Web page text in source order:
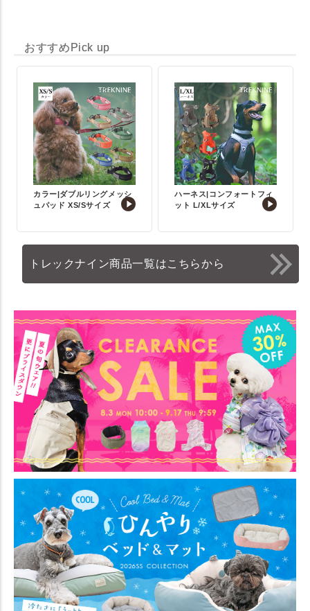
おすすめPick up
カラー|ダブルリングメッシ
ュパッド XS/Sサイズ
ハーネス|コンフォートフィ
ット L/XLサイズ
トレックナイン商品一覧はこちらから